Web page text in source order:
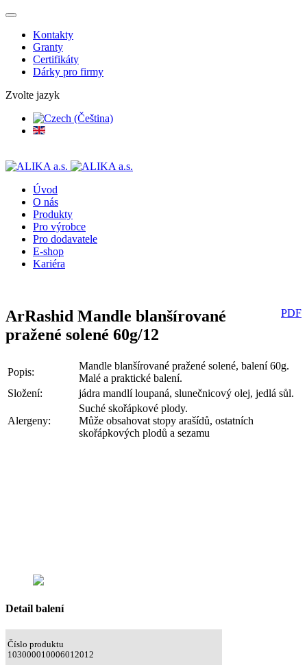
Kontakty
Granty
Certifikáty
Dárky pro firmy
Zvolte jazyk
Úvod
O nás
Produkty
Pro výrobce
Pro dodavatele
E-shop
Kariéra
PDF
ArRashid Mandle blanšírované
pražené solené 60g/12
Popis:
Mandle blanšírované pražené solené, balení 60g.
Malé a praktické balení.
Složení:
jádra mandlí loupaná, slunečnicový olej, jedlá sůl.
Alergeny:
Suché skořápkové plody.
Může obsahovat stopy arašídů, ostatních
skořápkových plodů a sezamu
Detail balení
Číslo produktu
103000010006012012